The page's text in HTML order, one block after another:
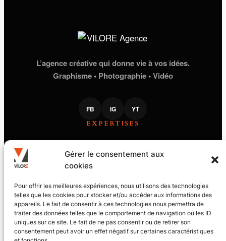
Gérer le consentement aux
cookies
Pour offrir les meilleures expériences, nous utilisons des technologies
telles que les cookies pour stocker et/ou accéder aux informations des
appareils. Le fait de consentir à ces technologies nous permettra de
traiter des données telles que le comportement de navigation ou les ID
uniques sur ce site. Le fait de ne pas consentir ou de retirer son
consentement peut avoir un effet négatif sur certaines caractéristiques
L’agence créative qui donne vie à vos idées.
Graphisme • Photographie • Vidéo
FB IG
YT
EXPERTISES
PHOTOGRAPHIE
PRODUCTION VIDÉO
VILORE
LE JOURNAL
L’ACADÉMIE
CONTACT
MENTIONS LÉGALES